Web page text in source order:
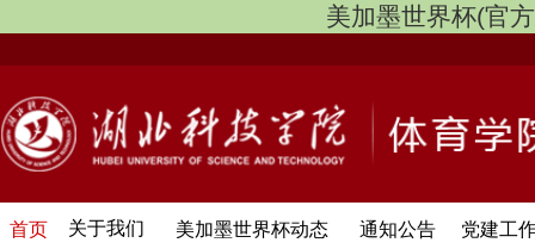
美加墨世界杯(官
首页 关于我们 美加墨世界杯动态 通知公告 党建工